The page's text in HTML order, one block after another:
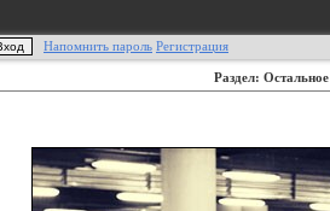
Напомнить пароль Регистрация
Раздел: Остальное